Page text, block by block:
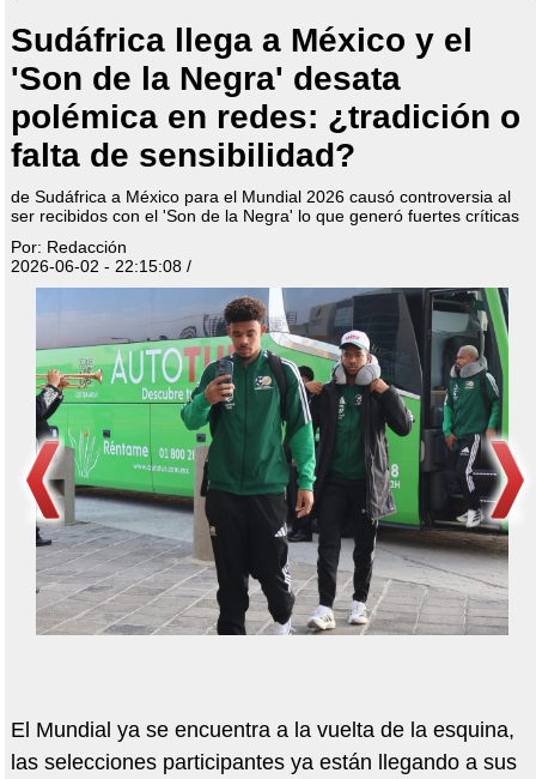
Sudáfrica llega a México y el
'Son de la Negra' desata
polémica en redes: ¿tradición o
falta de sensibilidad?
de Sudáfrica a México para el Mundial 2026 causó controversia al
ser recibidos con el 'Son de la Negra' lo que generó fuertes críticas
Por: Redacción
2026-06-02 - 22:15:08 /
El Mundial ya se encuentra a la vuelta de la esquina,
las selecciones participantes ya están llegando a sus